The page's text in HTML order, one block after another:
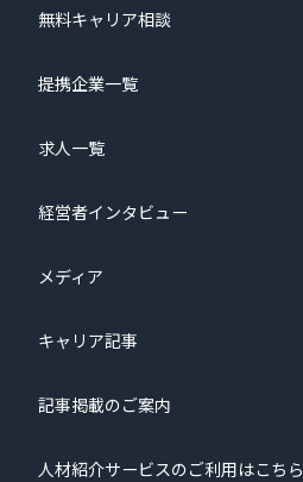
無料キャリア相談
提携企業一覧
求人一覧
経営者インタビュー
メディア
キャリア記事
記事掲載のご案内
人材紹介サービスのご利用はこちら